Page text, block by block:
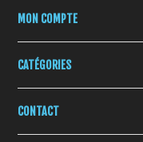
MON COMPTE
CATÉGORIES
CONTACT